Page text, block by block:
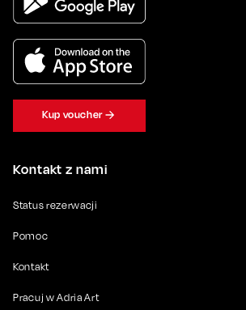
Kontakt z nami
Status rezerwacji
Pomoc
Kontakt
Pracuj w Adria Art
Kup voucher